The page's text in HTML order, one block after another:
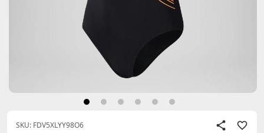
SKU: FDV5XLYY98O6